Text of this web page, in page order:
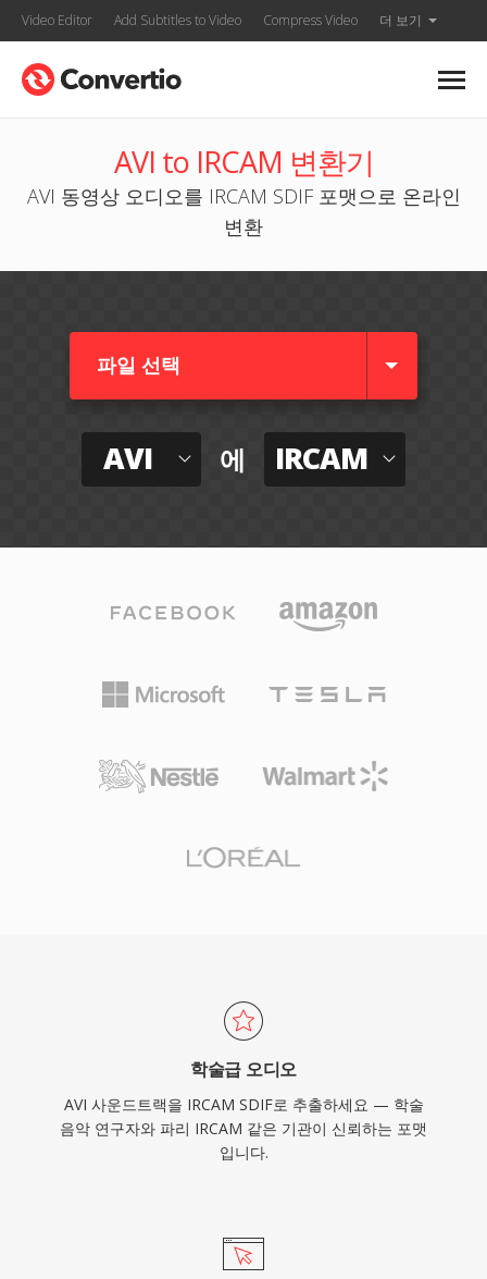
Video Editor Add Subtitles to Video Compress Video 더 보기
AVI to IRCAM 변환기
AVI 동영상 오디오를 IRCAM SDIF 포맷으로 온라인
변환
파일 선택
AVI 에 IRCAM
학술급 오디오
AVI 사운드트랙을 IRCAM SDIF로 추출하세요 — 학술
음악 연구자와 파리 IRCAM 같은 기관이 신뢰하는 포맷
입니다.